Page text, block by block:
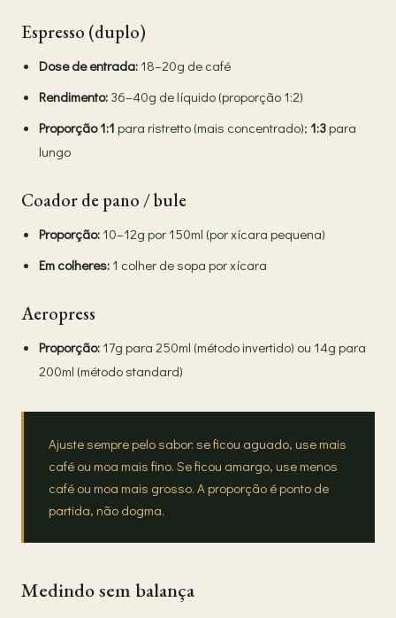
Espresso (duplo)
Dose de entrada: 18–20g de café
Rendimento: 36–40g de líquido (proporção 1:2)
Proporção 1:1 para ristretto (mais concentrado); 1:3 para
lungo
Coador de pano / bule
Proporção: 10–12g por 150ml (por xícara pequena)
Em colheres: 1 colher de sopa por xícara
Aeropress
Proporção: 17g para 250ml (método invertido) ou 14g para
200ml (método standard)
Ajuste sempre pelo sabor: se ficou aguado, use mais
café ou moa mais fino. Se ficou amargo, use menos
café ou moa mais grosso. A proporção é ponto de
partida, não dogma.
Medindo sem balança